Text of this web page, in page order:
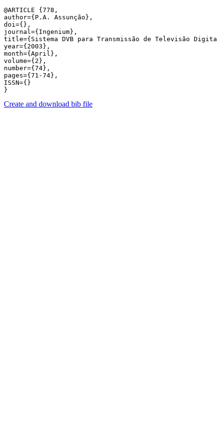
@ARTICLE {778,
author={P.A. Assunção},
doi={},
journal={Ingenium},
title={Sistema DVB para Transmissão de Televisão
year={2003},
month={April},
volume={2},
number={74},
pages={71-74},
ISSN={}
Create and download bib file